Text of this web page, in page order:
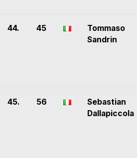
44. 45
Tommaso
Sandrin
45. 56
Sebastian
Dallapiccola